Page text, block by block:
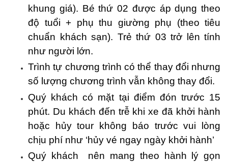
khung giá). Bé thứ 02 được áp dụng theo
độ tuổi + phụ thu giường phụ (theo tiêu
chuẩn khách sạn). Trẻ thứ 03 trở lên tính
như người lớn.
Trình tự chương trình có thể thay đổi nhưng
số lượng chương trình vẫn không thay đổi.
Quý khách có mặt tại điểm đón trước 15
phút. Du khách đến trễ khi xe đã khởi hành
hoặc hủy tour không báo trước vui lòng
chịu phí như ‘hủy vé ngay ngày khởi hành’
Quý khách nên mang theo hành lý gọn